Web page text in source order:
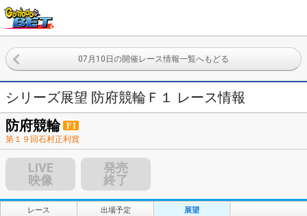
07月10日の開催レース情報一覧へもどる
シリーズ展望 防府競輪Ｆ１ レース情報
防府競輪
第１９回石村正利賞
LIVE
映像
発売
終了
レース
出場予定
展望